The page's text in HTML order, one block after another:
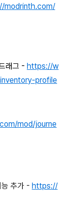
modrinth.com/
래그 - https://w
profile
mod/journe
추가 - https://